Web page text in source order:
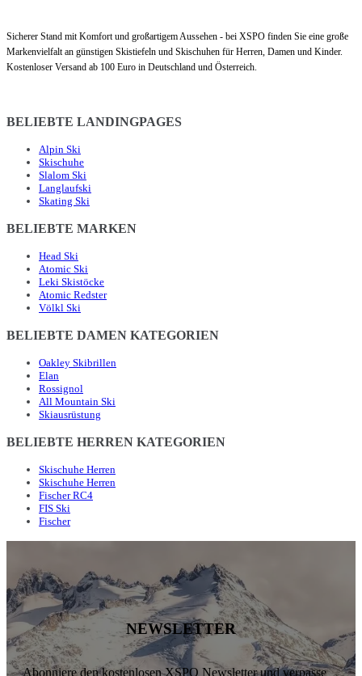
Sicherer Stand mit Komfort und großartigem Aussehen - bei XSPO finden Sie eine große
Markenvielfalt an günstigen Skistiefeln und Skischuhen für Herren, Damen und Kinder.
Kostenloser Versand ab 100 Euro in Deutschland und Österreich.
BELIEBTE LANDINGPAGES
Alpin Ski
Skischuhe
Slalom Ski
Langlaufski
Skating Ski
BELIEBTE MARKEN
Head Ski
Atomic Ski
Leki Skistöcke
Atomic Redster
Völkl Ski
BELIEBTE DAMEN KATEGORIEN
Oakley Skibrillen
Elan
Rossignol
All Mountain Ski
Skiausrüstung
BELIEBTE HERREN KATEGORIEN
Skischuhe Herren
Skischuhe Herren
Fischer RC4
FIS Ski
Fischer
NEWSLETTER
Abonniere den kostenlosen XSPO Newsletter und verpasse